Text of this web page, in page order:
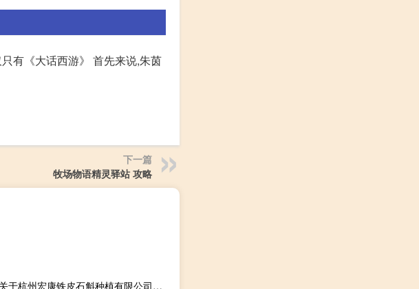
有《大话西游》 首先来说,朱茵
下一篇
牧场物语精灵驿站 攻略
杭州宏康铁皮石斛种植有限公司(关于杭州宏康铁皮石斛种植有限公司的简介)